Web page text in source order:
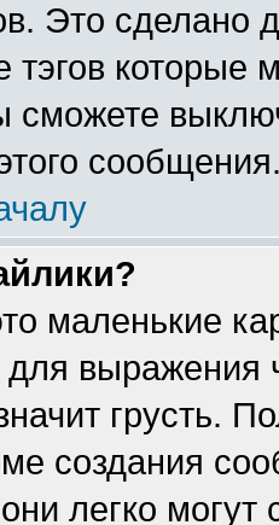
Это сделано
тэгов
сможете
маленькие
для
грусть.
создания
легко